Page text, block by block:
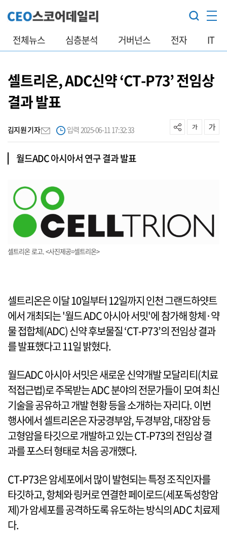
전체뉴스 심층분석 거버넌스 전자 IT
셀트리온, ADC신약 ‘CT-P73’ 전임상
결과 발표
김지원 기자 입력 2025-06-11 17:32:33
월드ADC 아시아서 연구 결과 발표
셀트리온 로고. <사진제공=셀트리온>
셀트리온은 이달 10일부터 12일까지 인천 그랜드하얏트
에서 개최되는 '월드 ADC 아시아 서밋'에 참가해 항체·약
물 접합체(ADC) 신약 후보물질 ‘CT-P73’의 전임상 결과
를 발표했다고 11일 밝혔다.
월드ADC 아시아 서밋은 새로운 신약개발 모달리티(치료
적접근법)로 주목받는 ADC 분야의 전문가들이 모여 최신
기술을 공유하고 개발 현황 등을 소개하는 자리다. 이번
행사에서 셀트리온은 자궁경부암, 두경부암, 대장암 등
고형암을 타깃으로 개발하고 있는 CT-P73의 전임상 결
과를 포스터 형태로 처음 공개했다.
CT-P73은 암세포에서 많이 발현되는 특정 조직인자를
타깃하고, 항체와 링커로 연결한 페이로드(세포독성항암
제)가 암세포를 공격하도록 유도하는 방식의 ADC 치료제
다.